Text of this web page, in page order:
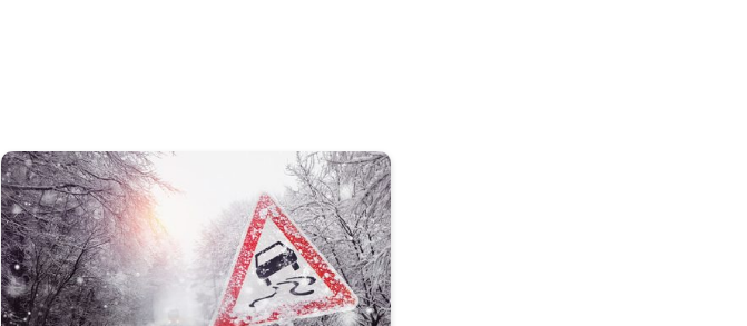
Poledica - zaleđivanje mokrih površina. Rizik od proklizavanja. . .